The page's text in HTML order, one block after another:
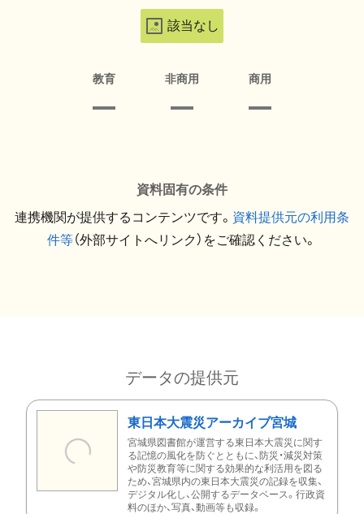
該当なし
教育 非商用 商用
資料固有の条件
連携機関が提供するコンテンツです。 資料提供元の利用条
件等（外部サイトへリンク）をご確認ください。
データの提供元
東日本大震災アーカイブ宮城
宮城県図書館が運営する東日本大震災に関す
る記憶の風化を防ぐとともに、防災・減災対策
や防災教育等に関する効果的な利活用を図る
ため、宮城県内の東日本大震災の記録を収集、
デジタル化し、公開するデータベース。行政資
料のほか、写真、動画等も収録。